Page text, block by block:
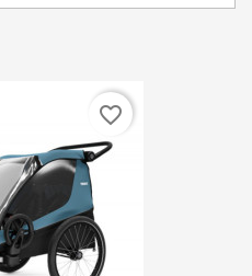
favorite_border